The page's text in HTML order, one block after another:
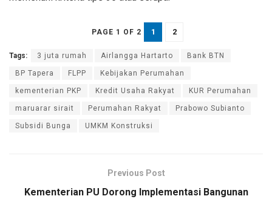
PAGE 1 OF 2 1 2
Tags: 3 juta rumah Airlangga Hartarto Bank BTN
BP Tapera FLPP Kebijakan Perumahan
kementerian PKP Kredit Usaha Rakyat KUR Perumahan
maruarar sirait Perumahan Rakyat Prabowo Subianto
Subsidi Bunga UMKM Konstruksi
Previous Post
Kementerian PU Dorong Implementasi Bangunan